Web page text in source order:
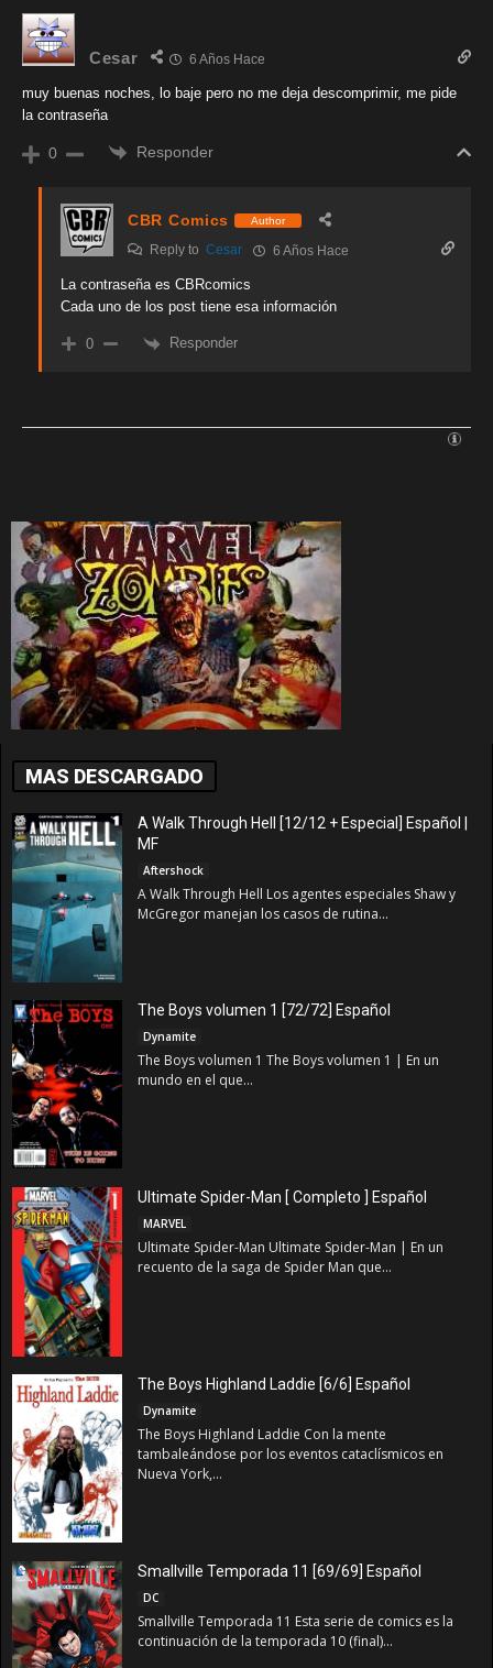
Cesar 6 Años Hace
muy buenas noches, lo baje pero no me deja descomprimir, me pide
la contraseña
0 Responder
CBR Comics Author
Reply to Cesar 6 Años Hace
La contraseña es CBRcomics
Cada uno de los post tiene esa información
0 Responder
MAS DESCARGADO
A Walk Through Hell [12/12 + Especial] Español |
MF
Aftershock
A Walk Through Hell Los agentes especiales Shaw y
McGregor manejan los casos de rutina...
The Boys volumen 1 [72/72] Español
Dynamite
The Boys volumen 1 The Boys volumen 1 | En un
mundo en el que...
Ultimate Spider-Man [ Completo ] Español
MARVEL
Ultimate Spider-Man Ultimate Spider-Man | En un
recuento de la saga de Spider Man que...
The Boys Highland Laddie [6/6] Español
Dynamite
The Boys Highland Laddie Con la mente
tambaleándose por los eventos cataclísmicos en
Nueva York,...
Smallville Temporada 11 [69/69] Español
DC
Smallville Temporada 11 Esta serie de comics es la
continuación de la temporada 10 (final)...